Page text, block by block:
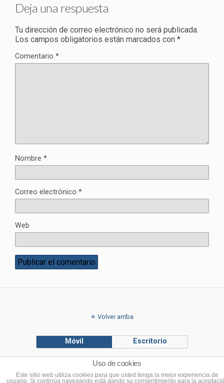
Deja una respuesta
Tu dirección de correo electrónico no será publicada.
Los campos obligatorios están marcados con *
Comentario *
Nombre *
Correo electrónico *
Web
Volver arriba
Móvil Escritorio
© Francisco Ponce Carrasco
Uso de cookies
Este sitio web utiliza cookies para que usted tenga la mejor experiencia de
usuario. Si continúa navegando está dando su consentimiento para la